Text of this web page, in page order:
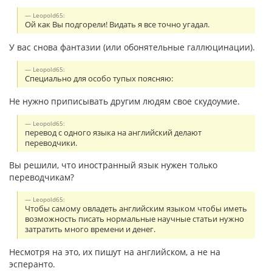
Leopold65:
Ой как Вы подгорели! Видать я все точно угадал.
У вас снова фантазии (или обонятельные галлюцинации).
Leopold65:
Специально для особо тупых поясняю:
Не нужно приписывать другим людям свое скудоумие.
Leopold65:
перевод с одного языка на английский делают
переводчики.
Вы решили, что иностранный язык нужен только
переводчикам?
Leopold65:
Чтобы самому овладеть английским языком чтобы иметь
возможность писать нормальные научные статьи нужно
затратить много времени и денег.
Несмотря на это, их пишут на английском, а не на
эсперанто.